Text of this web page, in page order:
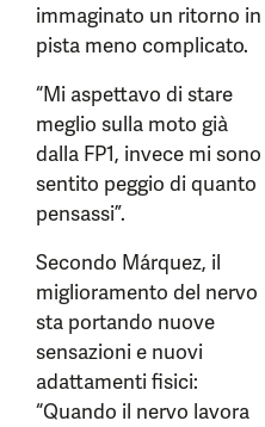
immaginato un ritorno in
pista meno complicato.
“Mi aspettavo di stare
meglio sulla moto già
dalla FP1, invece mi sono
sentito peggio di quanto
pensassi”.
Secondo Márquez, il
miglioramento del nervo
sta portando nuove
sensazioni e nuovi
adattamenti fisici:
“Quando il nervo lavora